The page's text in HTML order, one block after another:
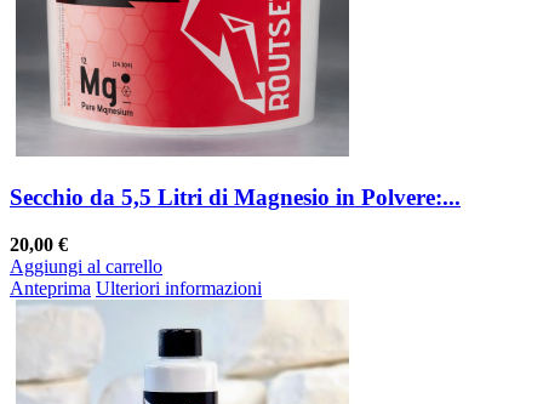
Secchio da 5,5 Litri di Magnesio in Polvere:...
20,00 €
Aggiungi al carrello
Anteprima Ulteriori informazioni